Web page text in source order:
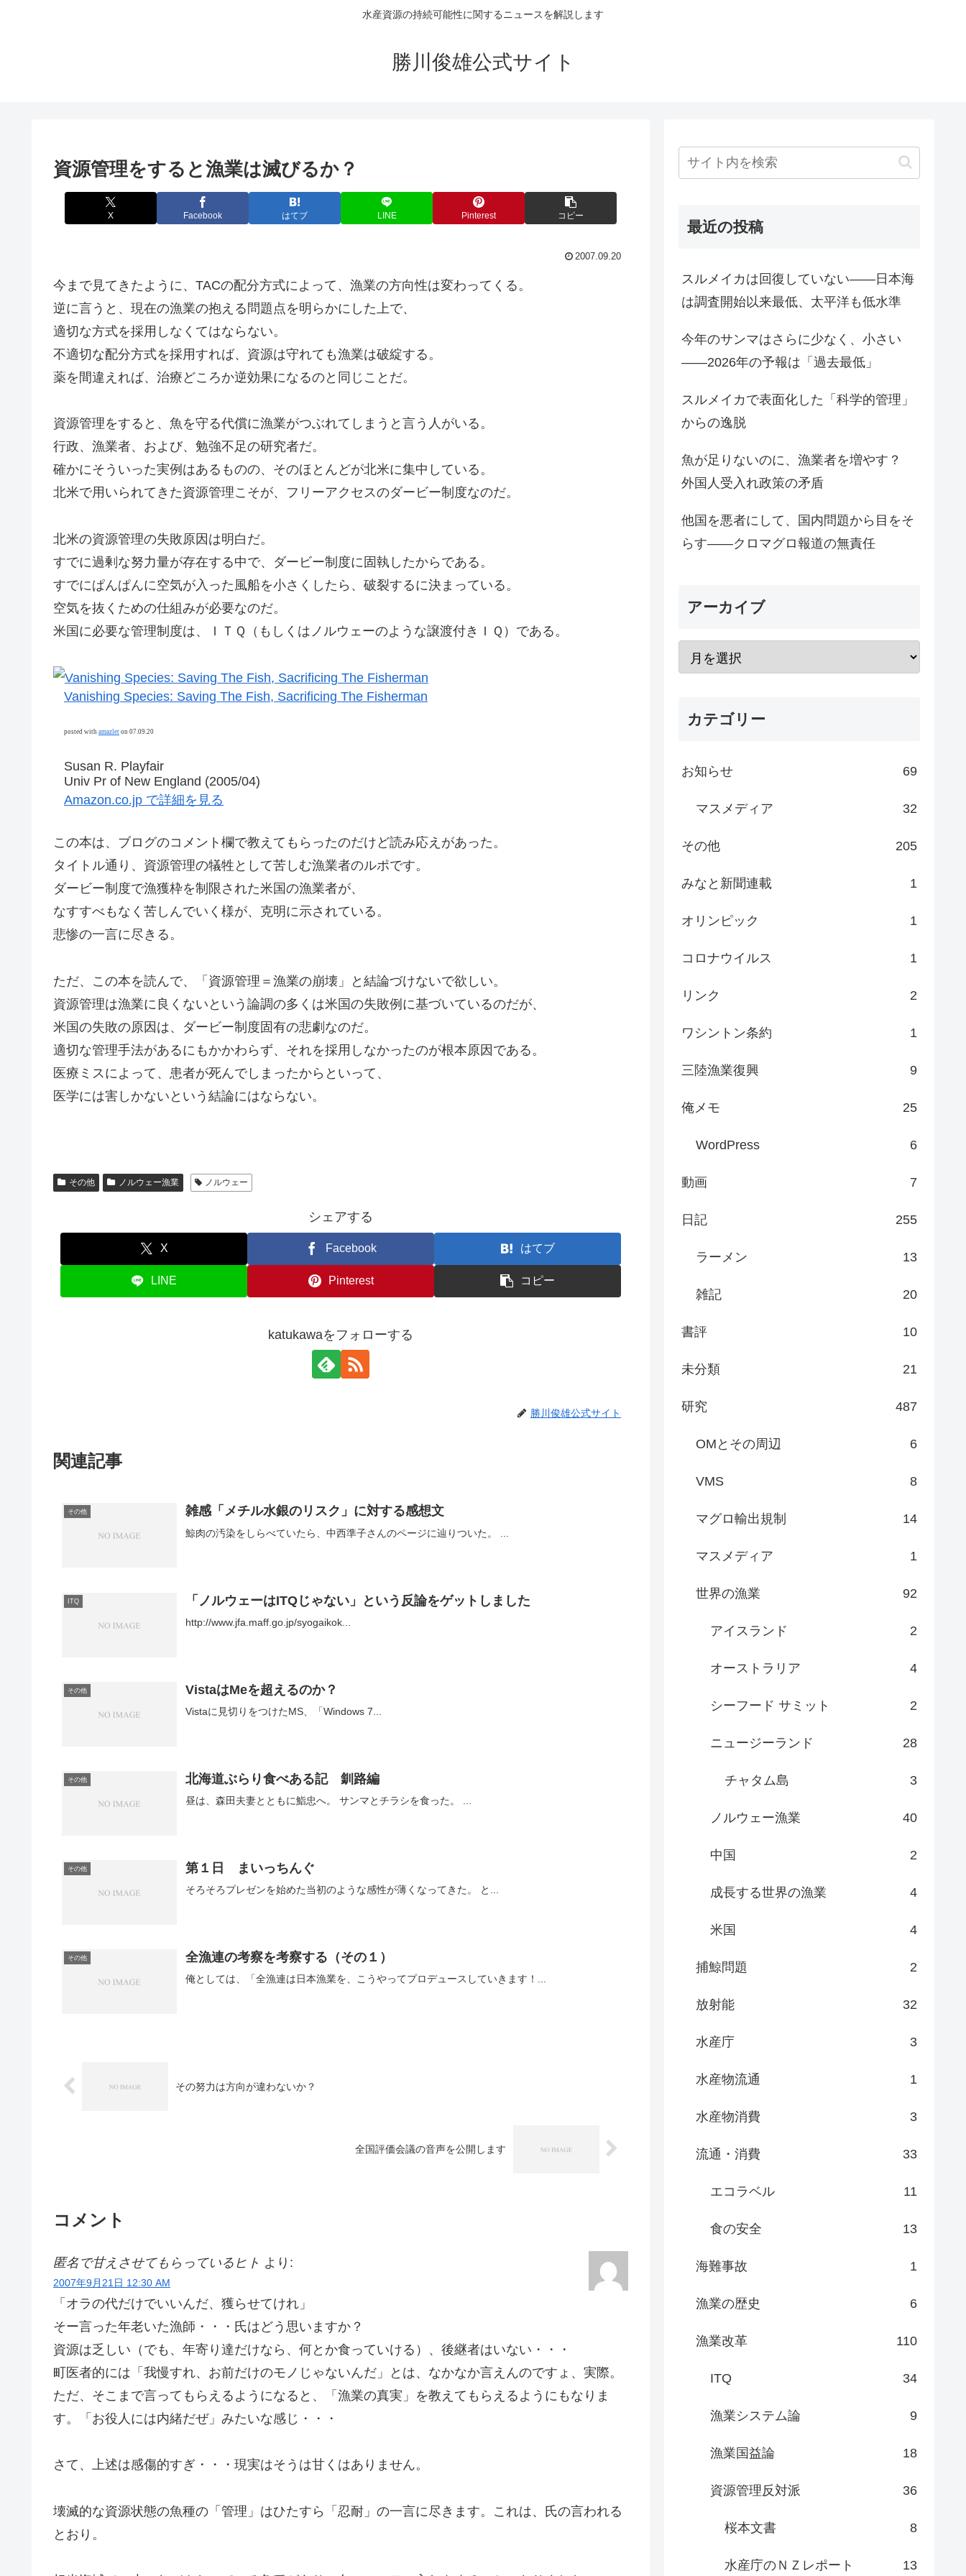
水産資源の持続可能性に関するニュースを解説します
勝川俊雄公式サイト
資源管理をすると漁業は滅びるか？
X Facebook はてブ LINE Pinterest コピー
2007.09.20
今まで見てきたように、TACの配分方式によって、漁業の方向性は変わってくる。
逆に言うと、現在の漁業の抱える問題点を明らかにした上で、
適切な方式を採用しなくてはならない。
不適切な配分方式を採用すれば、資源は守れても漁業は破綻する。
薬を間違えれば、治療どころか逆効果になるのと同じことだ。
資源管理をすると、魚を守る代償に漁業がつぶれてしまうと言う人がいる。
行政、漁業者、および、勉強不足の研究者だ。
確かにそういった実例はあるものの、そのほとんどが北米に集中している。
北米で用いられてきた資源管理こそが、フリーアクセスのダービー制度なのだ。
北米の資源管理の失敗原因は明白だ。
すでに過剰な努力量が存在する中で、ダービー制度に固執したからである。
すでにぱんぱんに空気が入った風船を小さくしたら、破裂するに決まっている。
空気を抜くための仕組みが必要なのだ。
米国に必要な管理制度は、ＩＴＱ（もしくはノルウェーのような譲渡付きＩＱ）である。
Vanishing Species: Saving The Fish, Sacrificing The Fisherman
posted with amazlet on 07.09.20
Susan R. Playfair
Univ Pr of New England (2005/04)
Amazon.co.jp で詳細を見る
この本は、ブログのコメント欄で教えてもらったのだけど読み応えがあった。
タイトル通り、資源管理の犠牲として苦しむ漁業者のルポです。
ダービー制度で漁獲枠を制限された米国の漁業者が、
なすすべもなく苦しんでいく様が、克明に示されている。
悲惨の一言に尽きる。
ただ、この本を読んで、「資源管理＝漁業の崩壊」と結論づけないで欲しい。
資源管理は漁業に良くないという論調の多くは米国の失敗例に基づいているのだが、
米国の失敗の原因は、ダービー制度固有の悲劇なのだ。
適切な管理手法があるにもかかわらず、それを採用しなかったのが根本原因である。
医療ミスによって、患者が死んでしまったからといって、
医学には害しかないという結論にはならない。
その他 ノルウェー漁業 ノルウェー
シェアする
X Facebook はてブ
LINE Pinterest コピー
katukawaをフォローする
勝川俊雄公式サイト
関連記事
その他 雑感「メチル水銀のリスク」に対する感想文
ITQ 「ノルウェーはITQじゃない」という反論をゲットしました
http://www.jfa.maff.go.jp/syogaikok...
その他 VistaはMeを超えるのか？
Vistaに見切りをつけたMS、「Windows 7...
その他 北海道ぶらり食べある記 釧路編
その他 第１日 まいっちんぐ
そろそろプレゼンを始めた当初のような感性が薄くなってきた。 と...
その他 全漁連の考察を考察する（その１）
俺としては、「全漁連は日本漁業を、こうやってプロデュースしていきます！...
その努力は方向が違わないか？
全国評価会議の音声を公開します
コメント
匿名で甘えさせてもらっているヒト より:
2007年9月21日 12:30 AM
「オラの代だけでいいんだ、獲らせてけれ」
そー言った年老いた漁師・・・氏はどう思いますか？
資源は乏しい（でも、年寄り達だけなら、何とか食っていける）、後継者はいない・・・
町医者的には「我慢すれ、お前だけのモノじゃないんだ」とは、なかなか言えんのですょ、実際。
ただ、そこまで言ってもらえるようになると、「漁業の真実」を教えてもらえるようにもなりま
す。「お役人には内緒だぜ」みたいな感じ・・・
さて、上述は感傷的すぎ・・・現実はそうは甘くはありません。
壊滅的な資源状態の魚種の「管理」はひたすら「忍耐」の一言に尽きます。これは、氏の言われる
とおり。
最近の投稿
スルメイカは回復していない――日本海
は調査開始以来最低、太平洋も低水準
今年のサンマはさらに少なく、小さい
――2026年の予報は「過去最低」
スルメイカで表面化した「科学的管理」
からの逸脱
魚が足りないのに、漁業者を増やす？
外国人受入れ政策の矛盾
他国を悪者にして、国内問題から目をそ
らす――クロマグロ報道の無責任
アーカイブ
カテゴリー
お知らせ 69
マスメディア 32
その他 205
みなと新聞連載 1
オリンピック 1
コロナウイルス 1
リンク 2
ワシントン条約 1
三陸漁業復興 9
俺メモ 25
WordPress 6
動画 7
日記 255
ラーメン 13
雑記 20
書評 10
未分類 21
研究 487
OMとその周辺 6
VMS 8
マグロ輸出規制 14
マスメディア 1
世界の漁業 92
アイスランド 2
オーストラリア 4
シーフード サミット 2
ニュージーランド 28
チャタム島 3
ノルウェー漁業 40
中国 2
成長する世界の漁業 4
米国 4
捕鯨問題 2
放射能 32
水産庁 3
水産物流通 1
水産物消費 3
流通・消費 33
エコラベル 11
食の安全 13
海難事故 1
漁業の歴史 6
漁業改革 110
ITQ 34
漁業システム論 9
漁業国益論 18
資源管理反対派 36
桜本文書 8
水産庁のＮＺレポート 13